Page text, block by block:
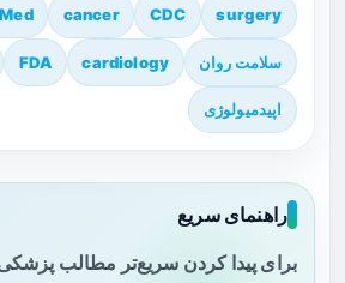
surgery
CDC
cancer
سلامت روان cardiology
FDA
اپیدمیولوژی
راهنمای سریع
برای پیدا کردن سریع‌تر مطالب